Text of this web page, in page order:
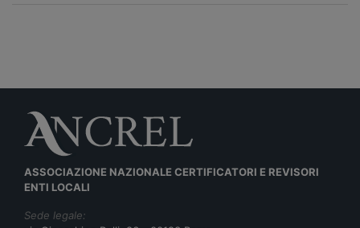
ASSOCIAZIONE NAZIONALE CERTIFICATORI E REVISORI
ENTI LOCALI
Sede legale: